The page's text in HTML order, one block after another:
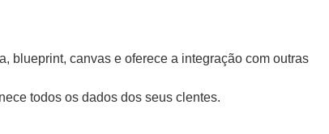
blueprint, canvas e oferece a integração com outras
todos os dados dos seus clentes.